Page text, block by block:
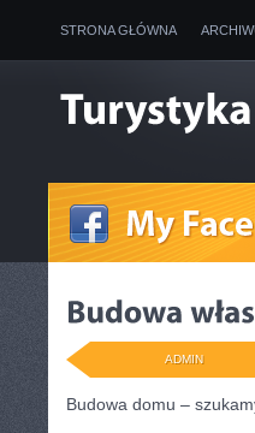
STRONA GŁÓWNA
ADMIN
Budowa domu –